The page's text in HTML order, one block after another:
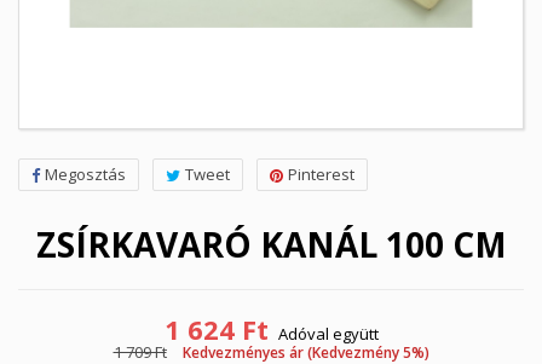
Megosztás Tweet Pinterest
ZSÍRKAVARÓ KANÁL 100 CM
1 624 Ft Adóval együtt
1 709 Ft
Kedvezményes ár (Kedvezmény 5%)